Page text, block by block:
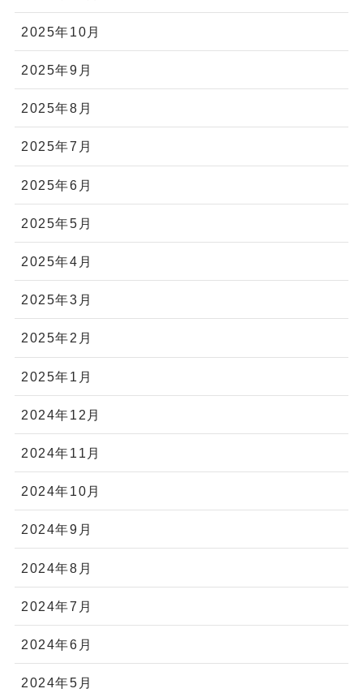
2025年10月
2025年9月
2025年8月
2025年7月
2025年6月
2025年5月
2025年4月
2025年3月
2025年2月
2025年1月
2024年12月
2024年11月
2024年10月
2024年9月
2024年8月
2024年7月
2024年6月
2024年5月